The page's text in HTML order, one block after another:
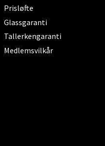
Prisløfte
Glassgaranti
Tallerkengaranti
Medlemsvilkår